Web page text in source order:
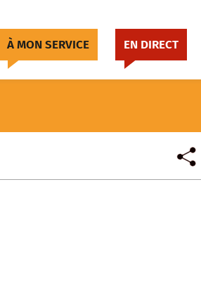
À MON SERVICE EN DIRECT